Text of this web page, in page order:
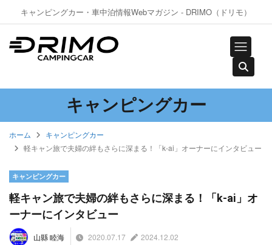
キャンピングカー・車中泊情報Webマガジン - DRIMO（ドリモ）
キャンピングカー
ホーム
キャンピングカー
軽キャン旅で夫婦の絆もさらに深まる！「k-ai」オーナーにインタビュー
キャンピングカー
軽キャン旅で夫婦の絆もさらに深まる！「k-ai」オ
ーナーにインタビュー
山縣 睦海 2020.07.17 2024.12.02